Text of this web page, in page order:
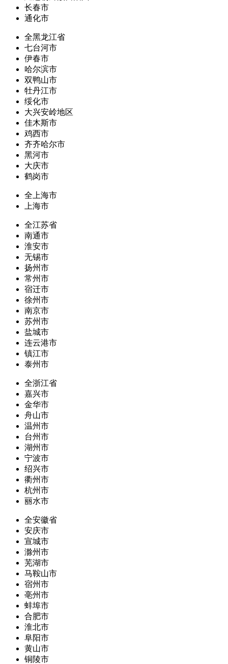
长春市
通化市
全黑龙江省
七台河市
伊春市
哈尔滨市
双鸭山市
牡丹江市
绥化市
大兴安岭地区
佳木斯市
鸡西市
齐齐哈尔市
黑河市
大庆市
鹤岗市
全上海市
上海市
全江苏省
南通市
淮安市
无锡市
扬州市
常州市
宿迁市
徐州市
南京市
苏州市
盐城市
连云港市
镇江市
泰州市
全浙江省
嘉兴市
金华市
舟山市
温州市
台州市
湖州市
宁波市
绍兴市
衢州市
杭州市
丽水市
全安徽省
安庆市
宣城市
滁州市
芜湖市
马鞍山市
宿州市
亳州市
蚌埠市
合肥市
淮北市
阜阳市
黄山市
铜陵市